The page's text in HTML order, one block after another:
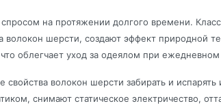
на протяжении долгого времени.
волокон шерсти, создают эффект природной
облегчает уход за одеялом при
свойства волокон шерсти забирать и
снимают статическое электричество,